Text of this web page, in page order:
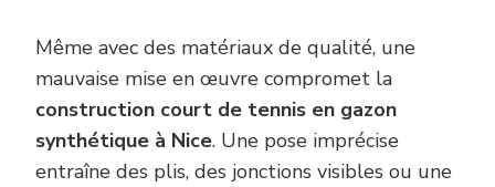
Même avec des matériaux de qualité, une
mauvaise mise en œuvre compromet la
construction court de tennis en gazon
synthétique à Nice. Une pose imprécise
entraîne des plis, des jonctions visibles ou une